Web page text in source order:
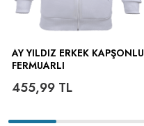
AY YILDIZ ERKEK KAPŞONLU
FERMUARLI
455,99 TL